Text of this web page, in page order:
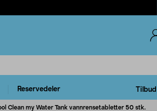
Reservedeler Tilbud
Clean my Water Tank vannrensetabletter 50 stk.